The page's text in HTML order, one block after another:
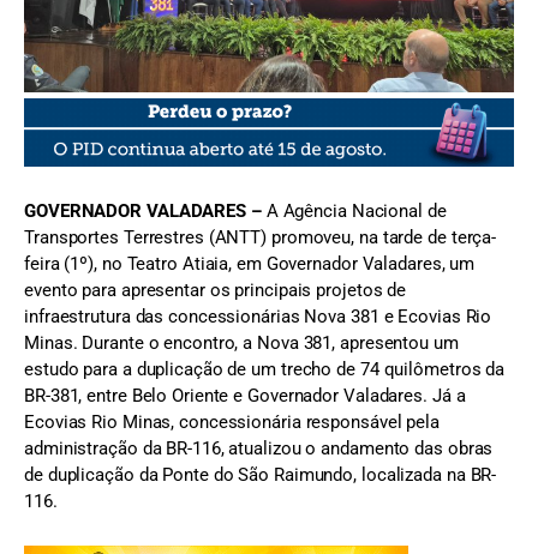
FOTO: Nova 381
GOVERNADOR VALADARES – A Agência Nacional de
Transportes Terrestres (ANTT) promoveu, na tarde de terça-
feira (1º), no Teatro Atiaia, em Governador Valadares, um
evento para apresentar os principais projetos de
infraestrutura das concessionárias Nova 381 e Ecovias Rio
Minas. Durante o encontro, a Nova 381, apresentou um
estudo para a duplicação de um trecho de 74 quilômetros da
BR-381, entre Belo Oriente e Governador Valadares. Já a
Ecovias Rio Minas, concessionária responsável pela
administração da BR-116, atualizou o andamento das obras
de duplicação da Ponte do São Raimundo, localizada na BR-
116.